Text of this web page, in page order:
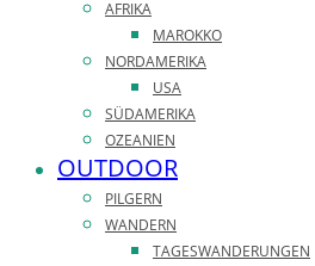
AFRIKA
MAROKKO
NORDAMERIKA
USA
SÜDAMERIKA
OZEANIEN
OUTDOOR
PILGERN
WANDERN
TAGESWANDERUNGEN